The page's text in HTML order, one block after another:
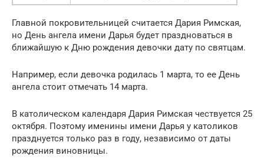
Главной покровительницей считается Дария Римская,
но День ангела имени Дарья будет праздноваться в
ближайшую к Дню рождения девочки дату по святцам.
Например, если девочка родилась 1 марта, то ее День
ангела стоит отмечать 14 марта.
В католическом календаря Дария Римская чествуется 25
октября. Поэтому именины имени Дарья у католиков
празднуется только раз в году, независимо от даты
рождения виновницы.